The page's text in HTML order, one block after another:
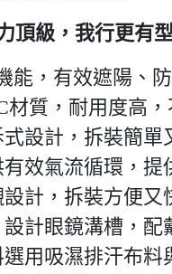
頂級，我行更有
能，有效遮陽、
材質，耐用度高，
設計，拆裝簡單
效氣流循環，提
計，拆裝方便又
計眼鏡溝槽，配
用吸濕排汗布